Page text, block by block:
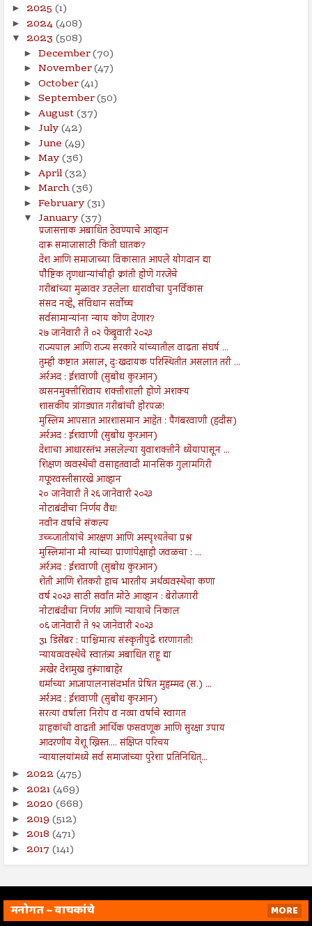
► 2025 (1)
► 2024(408)
▼ 2023 (508)
► December(70)
► November(47)
► October(41)
► September(50)
► August(37)
► July(42)
► June (49)
► May(36)
► April(32)
► March(36)
► February(31)
▼ January(37)
प्रजासत्ताक अबाधित ठेवण्याचे आव्हान
दारू समाजासाठी किती घातक?
देश आणि समाजाच्या विकासात आपले योगदान द्या
पौष्टिक तृणधान्यांचीही क्रांती होणे गरजेचे
गरीबांच्या मुळावर उठलेला धारावीचा पुनर्विकास
संसद नव्हे, संविधान सर्वोच्च
सर्वसामान्यांना न्याय कोण देणार?
२७ जानेवारी ते ०२ फेब्रुवारी २०२३
राज्यपाल आणि राज्य सरकारे यांच्यातील वाढता संघर्ष ...
तुम्ही कष्टात असाल, दुःखदायक परिस्थितीत असलात तरी ...
अर्रअद : ईशवाणी (सुबोध कुरआन)
व्यसनमुक्तीशिवाय शक्तीशाली होणे अशक्य
शासकीय त्रांगड्यात गरीबांची होरपळ!
मुस्लिम आपसात आरशासमान आहेत : पैगंबरवाणी (हदीस)
अर्रअद : ईशवाणी (सुबोध कुरआन)
देशाचा आधारस्तंभ असलेल्या युवाशक्तीने ध्येयापासून ...
शिक्षण व्यवस्थेची वसाहतवादी मानसिक गुलामगिरी
गफूरवस्तीसारखे आव्हान
२० जानेवारी ते २६ जानेवारी २०२३
नोटाबंदीचा निर्णय वैध!
नवीन वर्षाचे संकल्प
उच्च्जातीयांचे आरक्षण आणि अस्पृश्यतेचा प्रश्न
मुस्लिमांना मी त्यांच्या प्राणांपेक्षाही जवळचा : ...
अर्रअद : ईशवाणी (सुबोध कुरआन)
शेती आणि शेतकरी हाच भारतीय अर्थव्यवस्थेचा कणा
वर्ष २०२३ साठी सर्वांत मोठे आव्हान : बेरोजगारी
नोटाबंदीचा निर्णय आणि न्यायाचे निकाल
०६ जानेवारी ते १२ जानेवारी २०२३
31 डिसेंबर : पाश्चिमात्य संस्कृतीपुढे शरणागती!
न्यायव्यवस्थेचे स्वातंत्र्य अबाधित राहू द्या
अखेर देशमुख तुरूंगाबाहेर
धर्माच्या आज्ञापालनासंदर्भात प्रेषित मुहम्मद (स.) ...
अर्रअद : ईशवाणी (सुबोध कुरआन)
सरत्या वर्षाला निरोप व नव्या वर्षाचे स्वागत
ग्राहकांची वाढती आर्थिक फसवणूक आणि सुरक्षा उपाय
आदरणीय येशू ख्रिस्त.... संक्षिप्त परिचय
न्यायालयांमध्ये सर्व समाजांच्या पुरेशा प्रतिनिधित्...
► 2022 (475)
► 2021(469)
► 2020 (668)
► 2019 (512)
► 2018 (471)
► 2017 (141)
मनोगत – वाचकांचे MORE